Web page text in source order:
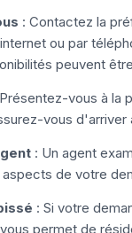
: Contactez la
ou par
peuvent
vous à la
vous
: Un agent
de votre
: Si votre
permet de